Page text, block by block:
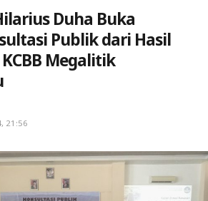
Duha Buka
Publik dari Hasil
Megalitik
21:56